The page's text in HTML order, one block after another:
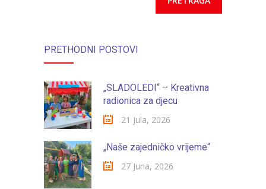
PRETHODNI POSTOVI
„SLADOLEDI“ – Kreativna
radionica za djecu
21 Jula, 2026
„Naše zajedničko vrijeme“
27 Juna, 2026